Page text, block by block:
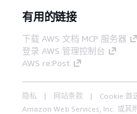
有用的链接
下载 AWS 文档 MCP 服务器
登录 AWS 管理控制台
AWS re:Post
隐私 网站条款 Cookie 首
Amazon Web Services, Inc. 或其